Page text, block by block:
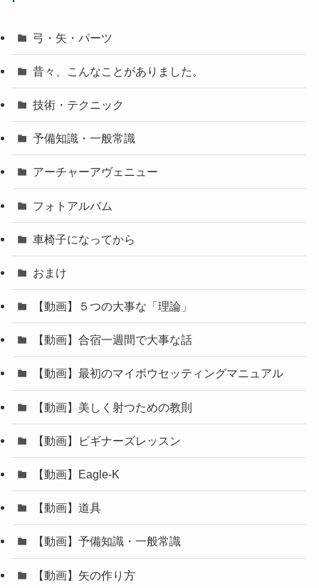
弓・矢・パーツ
昔々、こんなことがありました。
技術・テクニック
予備知識・一般常識
アーチャーアヴェニュー
フォトアルバム
車椅子になってから
おまけ
【動画】５つの大事な「理論」
【動画】合宿一週間で大事な話
【動画】最初のマイボウセッティングマニュアル
【動画】美しく射つための教則
【動画】ビギナーズレッスン
【動画】Eagle-K
【動画】道具
【動画】予備知識・一般常識
【動画】矢の作り方